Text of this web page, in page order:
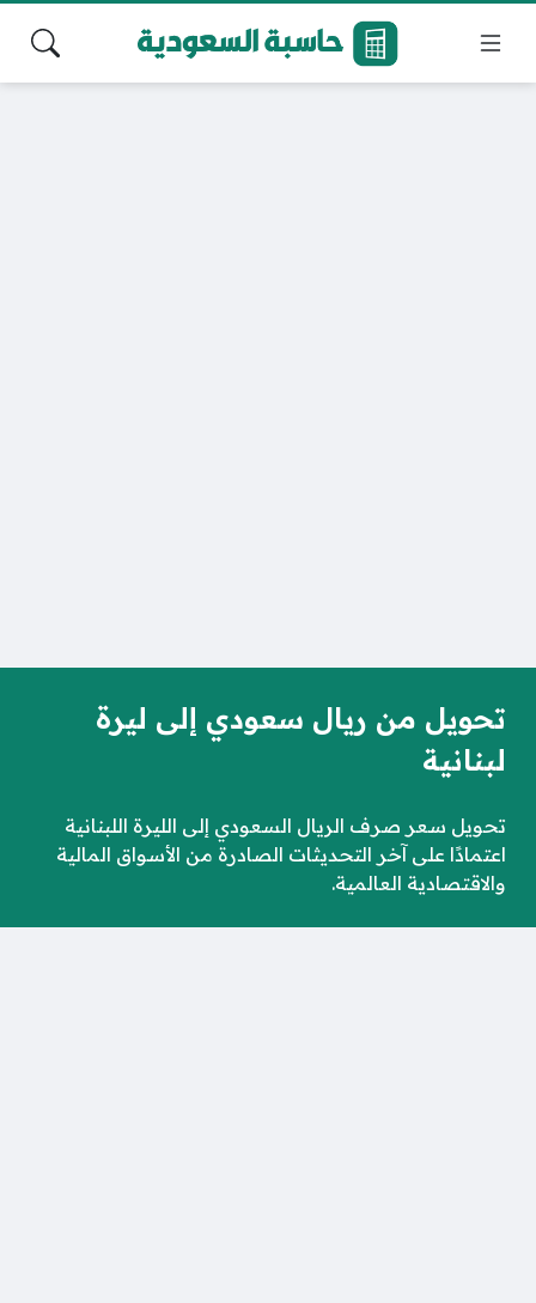
تحويل من ريال سعودي إلى ليرة
لبنانية
تحويل سعر صرف الريال السعودي إلى الليرة اللبنانية
اعتمادًا على آخر التحديثات الصادرة من الأسواق المالية
والاقتصادية العالمية.